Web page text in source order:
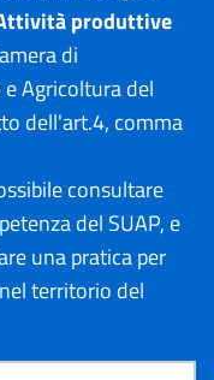
produttive
di
Agricoltura del
dell'art.4, comma
consultare
del SUAP, e
una pratica per
territorio del